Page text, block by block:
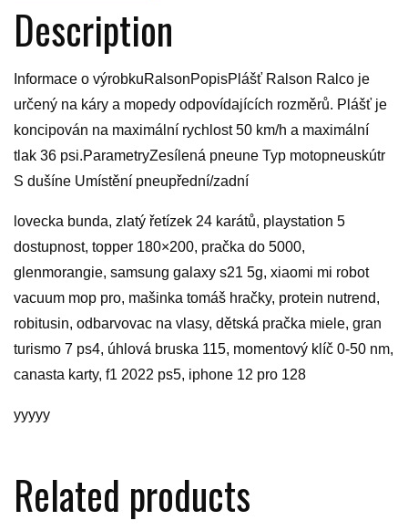
Description
Informace o výrobkuRalsonPopisPlášť Ralson Ralco je
určený na káry a mopedy odpovídajících rozměrů. Plášť je
koncipován na maximální rychlost 50 km/h a maximální
tlak 36 psi.ParametryZesílená pneune Typ motopneuskútr
S dušíne Umístění pneupřední/zadní
lovecka bunda, zlatý řetízek 24 karátů, playstation 5
dostupnost, topper 180×200, pračka do 5000,
glenmorangie, samsung galaxy s21 5g, xiaomi mi robot
vacuum mop pro, mašinka tomáš hračky, protein nutrend,
robitusin, odbarvovac na vlasy, dětská pračka miele, gran
turismo 7 ps4, úhlová bruska 115, momentový klíč 0-50 nm,
canasta karty, f1 2022 ps5, iphone 12 pro 128
yyyyy
Related products